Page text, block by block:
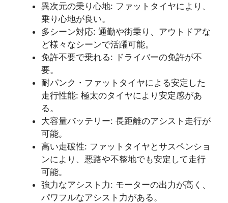
異次元の乗り心地: ファットタイヤにより、
乗り心地が良い。
多シーン対応: 通勤や街乗り、アウトドアな
ど様々なシーンで活躍可能。
免許不要で乗れる: ドライバーの免許が不
要。
耐パンク・ファットタイヤによる安定した
走行性能: 極太のタイヤにより安定感があ
る。
大容量バッテリー: 長距離のアシスト走行が
可能。
高い走破性: ファットタイヤとサスペンショ
ンにより、悪路や不整地でも安定して走行
可能。
強力なアシスト力: モーターの出力が高く、
パワフルなアシスト力がある。